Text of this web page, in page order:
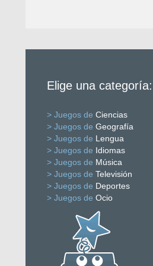
Elige una categoría:
> Juegos de Ciencias
> Juegos de Geografía
> Juegos de Lengua
> Juegos de Idiomas
> Juegos de Música
> Juegos de Televisión
> Juegos de Deportes
> Juegos de Ocio